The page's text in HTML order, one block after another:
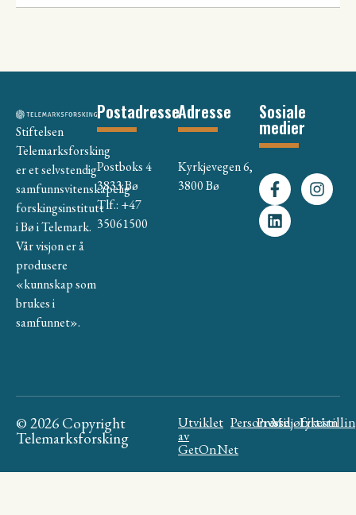
Stiftelsen
Telemarksforsking
er et selvstendig
samfunnsvitenskapelig
forskingsinstitutt
i Bø i Telemark.
Vår visjon er å
produsere
«kunnskap som
brukes i
samfunnet».
Postadresse
Postboks 4
3833 Bø
Tlf.: +47
35061500
Adresse
Kyrkjevegen 6,
3800 Bø
Sosiale
medier
© 2026 Copyright
Telemarksforsking
Utviklet
av
GetOnNet
Personvern
Presse
Miljøfyrtårn